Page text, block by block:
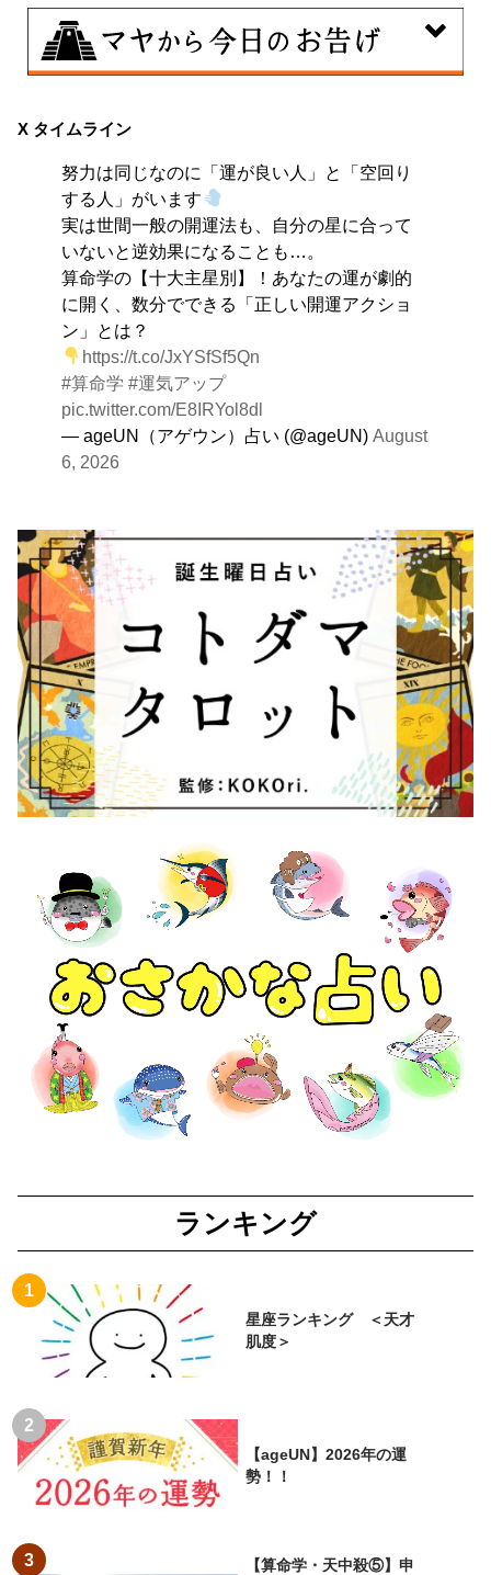
興味のある分野で、熟練を志す日。なんとなくではな
す。
X タイムライン
努力は同じなのに「運が良い人」と「空回り
する人」がいます
実は世間一般の開運法も、自分の星に合って
いないと逆効果になることも…。
算命学の【十大主星別】！あなたの運が劇的
に開く、数分でできる「正しい開運アクショ
ン」とは？
https://t.co/JxYSfSf5Qn
#算命学 #運気アップ
pic.twitter.com/E8IRYol8dl
— ageUN（アゲウン）占い (@ageUN)August
6, 2026
ランキング
星座ランキング ＜天才
肌度＞
【ageUN】2026年の運
勢！！
【算命学・天中殺⑤】申